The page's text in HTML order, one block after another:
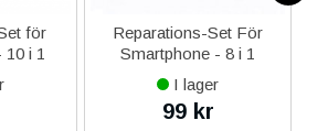
för
i 1
Reparations-Set För
Smartphone - 8 i 1
I lager
99 kr